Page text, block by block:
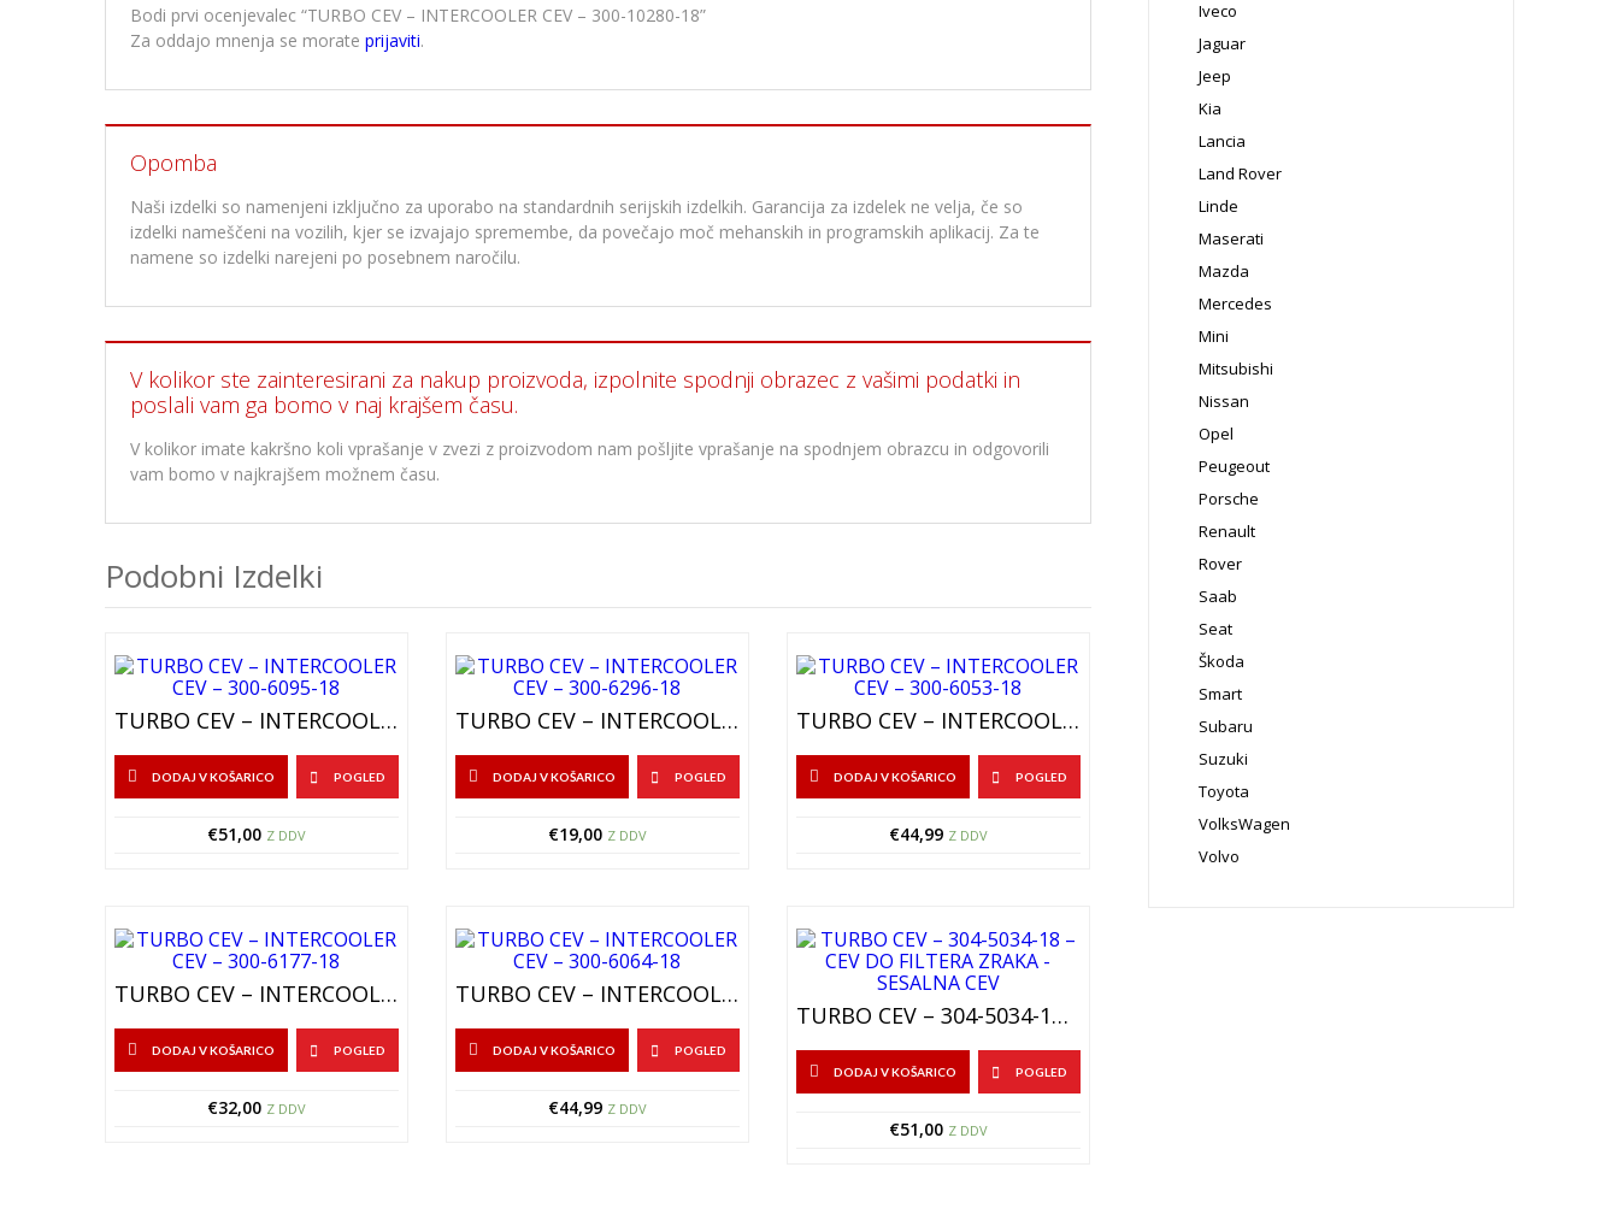
Bodi prvi ocenjevalec “TURBO CEV – INTERCOOLER CEV – 300-10280-18”
Za oddajo mnenja se morate prijaviti.
Opomba
Naši izdelki so namenjeni izključno za uporabo na standardnih serijskih izdelkih. Garancija za izdelek ne velja, če so
izdelki nameščeni na vozilih, kjer se izvajajo spremembe, da povečajo moč mehanskih in programskih aplikacij. Za te
namene so izdelki narejeni po posebnem naročilu.
V kolikor ste zainteresirani za nakup proizvoda, izpolnite spodnji obrazec z vašimi podatki in
poslali vam ga bomo v naj krajšem času.
V kolikor imate kakršno koli vprašanje v zvezi z proizvodom nam pošljite vprašanje na spodnjem obrazcu in odgovorili
vam bomo v najkrajšem možnem času.
Podobni Izdelki
TURBO CEV – INTERCOOLER CEV – 300-6095-18
DODAJ V KOŠARICO POGLED
€51,00 Z DDV
TURBO CEV – INTERCOOLER CEV – 300-6296-18
DODAJ V KOŠARICO POGLED
€19,00 Z DDV
TURBO CEV – INTERCOOLER CEV – 300-6053-18
DODAJ V KOŠARICO POGLED
€44,99 Z DDV
TURBO CEV – INTERCOOLER CEV – 300-6177-18
DODAJ V KOŠARICO POGLED
€32,00 Z DDV
TURBO CEV – INTERCOOLER CEV – 300-6064-18
DODAJ V KOŠARICO POGLED
€44,99 Z DDV
TURBO CEV – 304-5034-18 – CEV DO FILTERA ZRAKA – SESALNA CEV
DODAJ V KOŠARICO POGLED
€51,00 Z DDV
Iveco
Jaguar
Jeep
Kia
Lancia
Land Rover
Linde
Maserati
Mazda
Mercedes
Mini
Mitsubishi
Nissan
Opel
Peugeout
Porsche
Renault
Rover
Saab
Seat
Škoda
Smart
Subaru
Suzuki
Toyota
VolksWagen
Volvo